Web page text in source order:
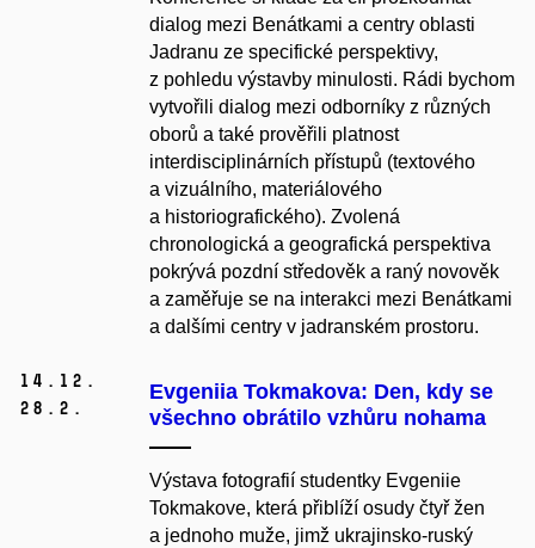
dialog mezi Benátkami a centry oblasti
Jadranu ze specifické perspektivy,
z pohledu výstavby minulosti. Rádi bychom
vytvořili dialog mezi odborníky z různých
oborů a také prověřili platnost
interdisciplinárních přístupů (textového
a vizuálního, materiálového
a historiografického). Zvolená
chronologická a geografická perspektiva
pokrývá pozdní středověk a raný novověk
a zaměřuje se na interakci mezi Benátkami
a dalšími centry v jadranském prostoru.
14. 12.
28. 2.
Evgeniia Tokmakova: Den, kdy se
všechno obrátilo vzhůru nohama
Výstava fotografií studentky Evgeniie
Tokmakove, která přiblíží osudy čtyř žen
a jednoho muže, jimž ukrajinsko-ruský